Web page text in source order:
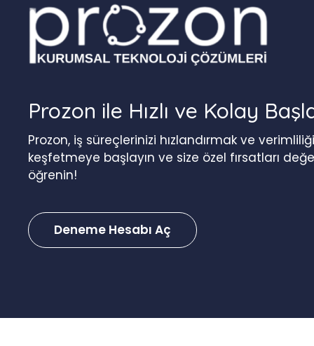
Prozon ile Hızlı ve Kolay
Prozon, iş süreçlerinizi hızlandırmak ve
keşfetmeye başlayın ve size özel fırsatları
öğrenin!
Deneme Hesabı Aç